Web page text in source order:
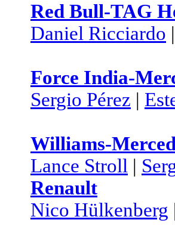
Red Bull-TAG
Daniel Ricciardo |
Force India-
Sergio Pérez |
Williams-
Lance Stroll |
Renault
Nico Hülkenberg